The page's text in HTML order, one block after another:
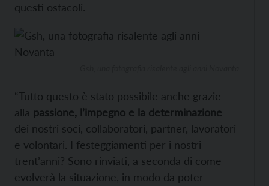
questi ostacoli.
“Tutto questo è stato possibile anche grazie
alla passione, l’impegno e la determinazione
dei nostri soci, collaboratori, partner, lavoratori
e volontari. I festeggiamenti per i nostri
trent’anni? Sono rinviati, a seconda di come
evolverà la situazione, in modo da poter